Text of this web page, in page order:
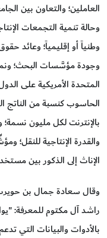
العاملين؛ والتعاون بين
وحالة تنمية التجمعات
وطنياً أو إقليمياً؛ وعائد
وجودة مؤسَّسات البحث؛
المتحدة الأمريكية على
الحاسوب كنسبة من الناتج
بالإنترنت لكل مليون نسمة؛
والقدرة الإنتاجية للنقل؛
الإناث إلى الذكور بين
وقال سعادة جمال بن
راشد آل مكتوم للمعرفة:
بالأدوات والبيانات التي